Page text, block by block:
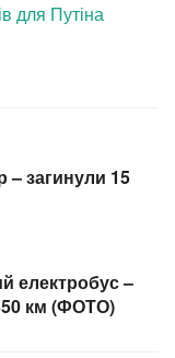
для Путіна
– загинули 15
електробус –
км (ФОТО)